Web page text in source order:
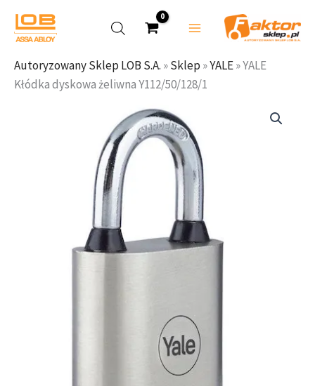
treści
Autoryzowany Sklep LOB S.A. »Sklep »YALE»YALE
Kłódka dyskowa żeliwna Y112/50/128/1
dyskowa
żeliwna
Y112/50/128/1